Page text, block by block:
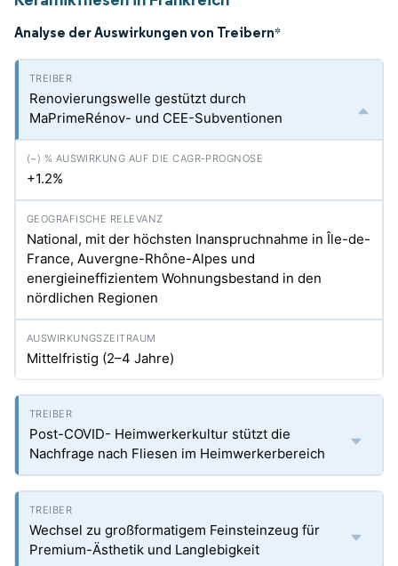
Analyse der Auswirkungen von Treibern*
Renovierungswelle gestützt durch
MaPrimeRénov- und CEE-Subventionen
+1.2%
National, mit der höchsten Inanspruchnahme in Île-de-
France, Auvergne-Rhône-Alpes und
energieineffizientem Wohnungsbestand in den
nördlichen Regionen
Mittelfristig (2–4 Jahre)
Post-COVID- Heimwerkerkultur stützt die
Nachfrage nach Fliesen im Heimwerkerbereich
Wechsel zu großformatigem Feinsteinzeug für
Premium-Ästhetik und Langlebigkeit